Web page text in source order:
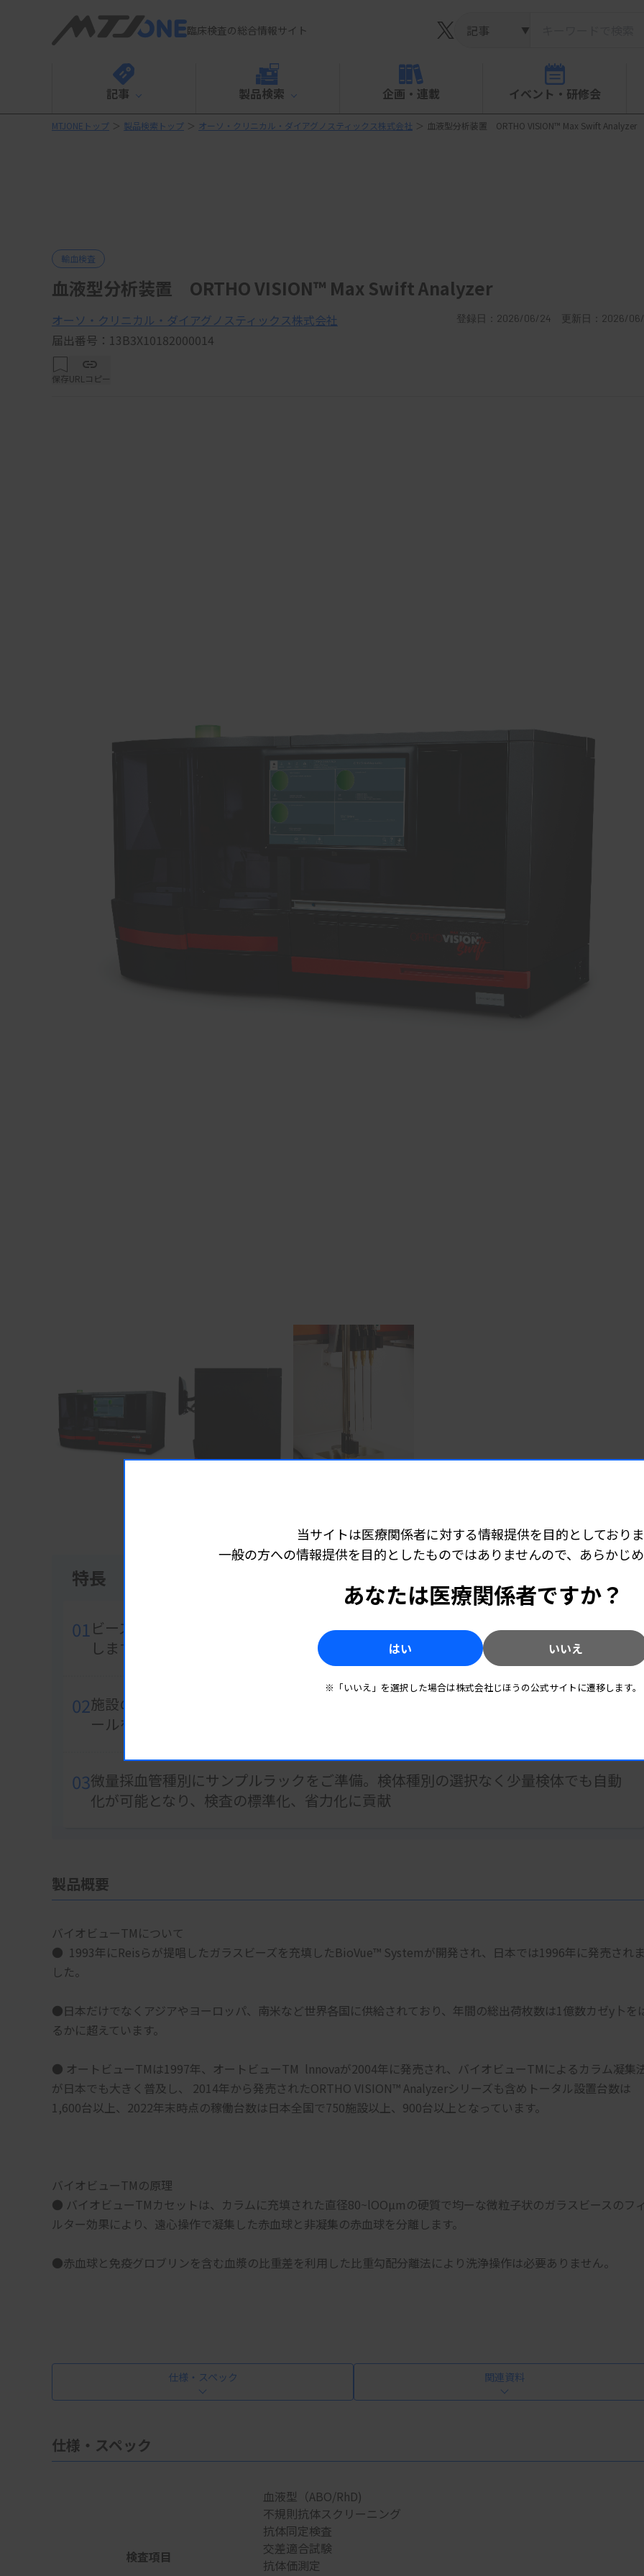
臨床検査の総合情報サイト ▼
記事 製品検索 企画・連載 イベント・研修会
MTJONEトップ ＞ 製品検索トップ ＞ オーソ・クリニカル・ダイアグノスティックス株式会社 ＞ 血液型分析装置 ORTHO VISION™ Max Swift Analyzer
輸血検査
血液型分析装置 ORTHO VISION™ Max Swift Analyzer
オーソ・クリニカル・ダイアグノスティックス株式会社
届出番号：13B3X10182000014
登録日：2026/06/24 更新日：2026/
保存URLコピー
特長
01ビーズカラム遠心凝集法により、遠心時間はわずか5分。より早い検査結果を提供
します
02施設の検査項目に合わせ、機器上で施設ユニークな問題解決のための検査プロトコ
ールを設定可能
03微量採血管種別にサンプルラックをご準備。検体種別の選択なく少量検体でも自動
化が可能となり、検査の標準化、省力化に貢献
製品概要
バイオビューTMについて
●  1993年にReisらが提唱したガラスビーズを充填したBioVue™ Systemが開発され、日本では1996年に発売されま
した。
●日本だけでなくアジアやヨーロッパ、南米など世界各国に供給されており、年間の総出荷枚数は1億数カゼy卜を
るかに超えています。
● オートビューTMは1997年、オートビューTM  lnnovaが2004年に発売され、バイオビューTMによるカラム凝集
が日本でも大きく普及し、 2014年から発売されたORTHO VISION™ Analyzerシリーズも含めトータル設置台数は
1,600台以上、2022年末時点の稼働台数は日本全国で750施設以上、900台以上となっています。
バイオビューTMの原理
● バイオビューTMカセットは、カラムに充填された直径80~lOOµmの硬質で均ーな微粒子状のガラスビースのフィ
ルター効果により、遠心操作で凝集した赤血球と非凝集の赤血球を分離します。
●赤血球と免疫グロブリンを含む血漿の比重差を利用した比重勾配分離法により洗浄操作は必要ありません。
仕様・スペック 関連資料
仕様・スペック
検査項目
血液型（ABO/RhD)
不規則抗体スクリーニング
抗体同定検査
交差適合試験
抗体価測定
当サイトは医療関係者に対する情報提供を目的としておりま
一般の方への情報提供を目的としたものではありませんので、あらかじめ
あなたは医療関係者ですか？
はい いいえ
※「いいえ」を選択した場合は株式会社じほうの公式サイトに遷移します。